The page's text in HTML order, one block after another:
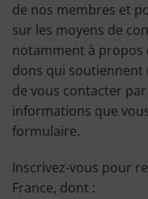
de nos membres et
sur les moyens de
notamment à propos
dons qui
de vous contacter
informations que
formulaire.
Inscrivez-vous pour
France, dont :